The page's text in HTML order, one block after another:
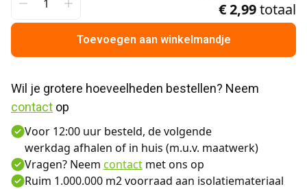
€ 2,99totaal
Toevoegen aan winkelmandje
contact op
Voor 12:00 uur besteld, de volgende
werkdag afhalen of in huis (m.u.v. maatwerk)
Vragen? Neem contact met ons op
Ruim 1.000.000 m2 voorraad aan isolatiemateriaal